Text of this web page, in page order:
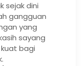
sejak dini
gangguan
yang
sayang
bagi